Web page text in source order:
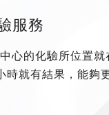
服務
心的化驗所位置就
時就有結果，能夠